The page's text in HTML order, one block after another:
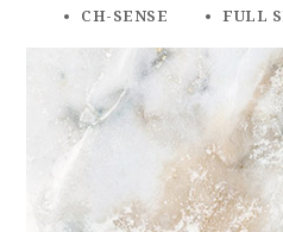
CH-SENSE
FULL